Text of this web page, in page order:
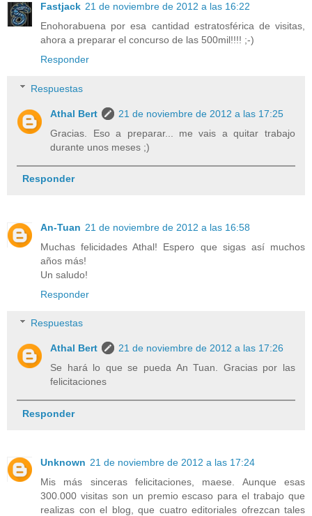
Fastjack 21 de noviembre de 2012 a las 16:22
Enohorabuena por esa cantidad estratosférica de visitas,
ahora a preparar el concurso de las 500mil!!!! ;-)
Responder
Respuestas
Athal Bert
21 de noviembre de 2012 a las 17:25
Gracias. Eso a preparar... me vais a quitar trabajo
durante unos meses ;)
Responder
An-Tuan 21 de noviembre de 2012 a las 16:58
Muchas felicidades Athal! Espero que sigas así muchos
años más!
Un saludo!
Responder
Respuestas
Athal Bert
21 de noviembre de 2012 a las 17:26
Se hará lo que se pueda An Tuan. Gracias por las
felicitaciones
Responder
Unknown 21 de noviembre de 2012 a las 17:24
Mis más sinceras felicitaciones, maese. Aunque esas
300.000 visitas son un premio escaso para el trabajo que
realizas con el blog, que cuatro editoriales ofrezcan tales